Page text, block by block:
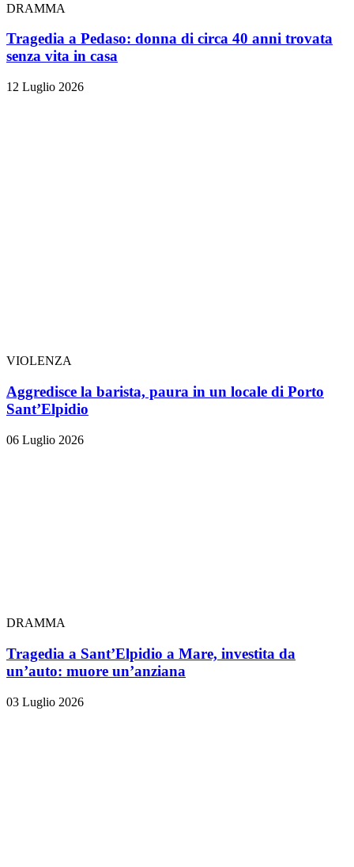
DRAMMA
Tragedia a Pedaso: donna di circa 40 anni trovata
senza vita in casa
12 Luglio 2026
VIOLENZA
Aggredisce la barista, paura in un locale di Porto
Sant’Elpidio
06 Luglio 2026
DRAMMA
Tragedia a Sant’Elpidio a Mare, investita da
un’auto: muore un’anziana
03 Luglio 2026